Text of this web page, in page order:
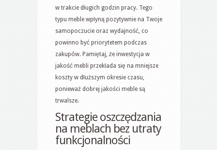
w trakcie długich godzin pracy. Tego
typu meble wpłyną pozytywnie na Twoje
samopoczucie oraz wydajność, co
powinno być priorytetem podczas
zakupów. Pamiętaj, że inwestycja w
jakość mebli przekłada się na mniejsze
koszty w dłuższym okresie czasu,
ponieważ dobrej jakości meble są
trwalsze.
Strategie oszczędzania
na meblach bez utraty
funkcjonalności